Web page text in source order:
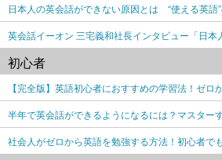
日本人の英会話ができない原因とは “使える英語
英会話イーオン 三宅義和社長インタビュー「日本
初心者
【完全版】英語初心者におすすめの学習法！ゼロ
半年で英会話ができるようになるには？マスター
社会人がゼロから英語を勉強する方法！初心者で